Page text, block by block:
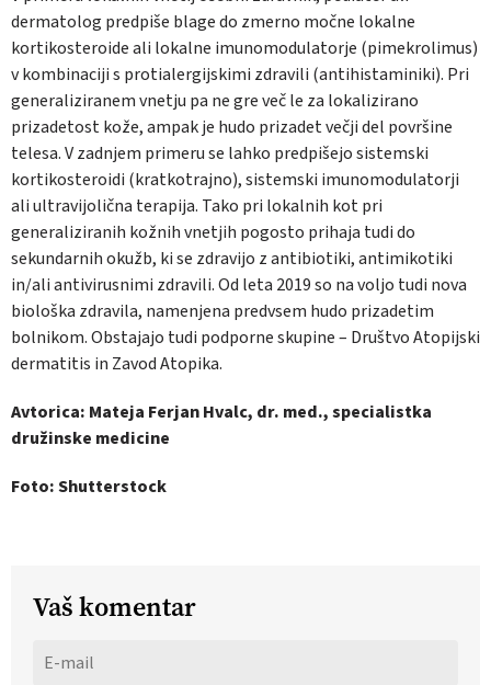
dermatolog predpiše blage do zmerno močne lokalne
kortikosteroide ali lokalne imunomodulatorje (pimekrolimus)
v kombinaciji s protialergijskimi zdravili (antihistaminiki). Pri
generaliziranem vnetju pa ne gre več le za lokalizirano
prizadetost kože, ampak je hudo prizadet večji del površine
telesa. V zadnjem primeru se lahko predpišejo sistemski
kortikosteroidi (kratkotrajno), sistemski imunomodulatorji
ali ultravijolična terapija. Tako pri lokalnih kot pri
generaliziranih kožnih vnetjih pogosto prihaja tudi do
sekundarnih okužb, ki se zdravijo z antibiotiki, antimikotiki
in/ali antivirusnimi zdravili. Od leta 2019 so na voljo tudi nova
biološka zdravila, namenjena predvsem hudo prizadetim
bolnikom. Obstajajo tudi podporne skupine – Društvo Atopijski
dermatitis in Zavod Atopika.
Avtorica: Mateja Ferjan Hvalc, dr. med., specialistka
družinske medicine
Foto: Shutterstock
Vaš komentar